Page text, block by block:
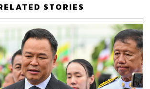
ที่ขอให้ศาลวินิจฉัยอำนาจของรัฐสภาใน
างรัฐธรรมนูญ (สสร.) เพื่อยกร่าง
หลังจากที่ศาลให้นักวิชาการ 4 คน
าลเพิ่มเติม เพื่อให้เกิดความรอบคอบมาก
ชื่อมั่นว่าแนวทางการวินิจฉัยของศาลไม่
ามารถยกร่างรัฐธรรมนูญใหม่ทั้งฉบับ
STORIES